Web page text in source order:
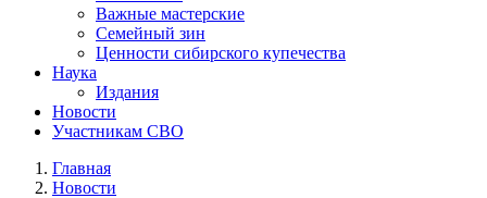
Важные мастерские
Семейный зин
Ценности сибирского купечества
Наука
Издания
Новости
Участникам СВО
Главная
Новости